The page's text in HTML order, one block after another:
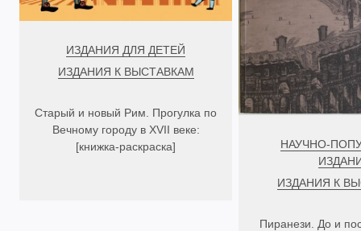
ИЗДАНИЯ ДЛЯ ДЕТЕЙ
ИЗДАНИЯ К ВЫСТАВКАМ
Старый и новый Рим. Прогулка по
Вечному городу в XVII веке:
[книжка-раскраска]
НАУЧНО-
ИЗДАНИЯ К
Пиранези. До и